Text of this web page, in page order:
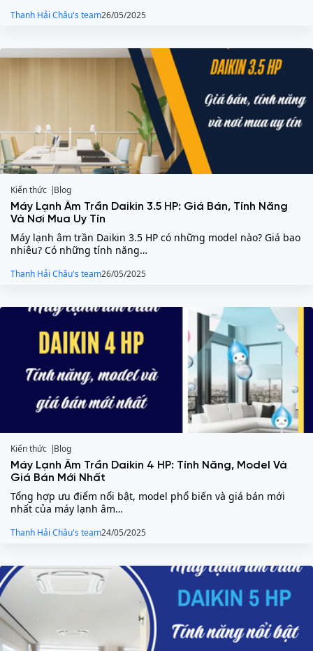
Thanh Hải Châu's team26/05/2025
Kiến thức
Blog
Máy Lạnh Âm Trần Daikin 3.5 HP: Giá Bán, Tính Năng
Và Nơi Mua Uy Tín
Máy lạnh âm trần Daikin 3.5 HP có những model nào? Giá bao
nhiêu? Có những tính năng…
Thanh Hải Châu's team26/05/2025
Kiến thức
Blog
Máy Lạnh Âm Trần Daikin 4 HP: Tính Năng, Model Và
Giá Bán Mới Nhất
Tổng hợp ưu điểm nổi bật, model phổ biến và giá bán mới
nhất của máy lạnh âm…
Thanh Hải Châu's team24/05/2025